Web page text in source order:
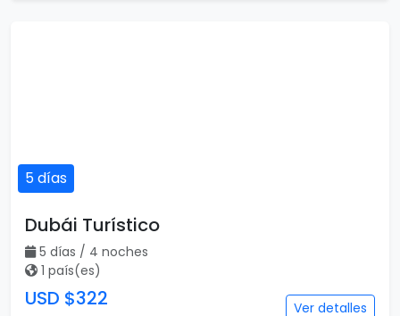
5 días
Dubái Turístico
5 días / 4 noches
1 país(es)
USD $322 Ver detalles